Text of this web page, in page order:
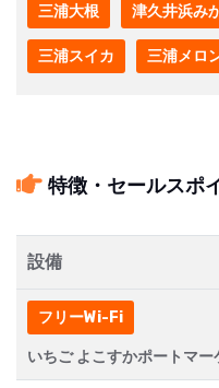
三浦大根 津久井浜み
三浦スイカ 三浦メロ
特徴・セールスポ
設備
フリーWi-Fi
いちご よこすかポートマー